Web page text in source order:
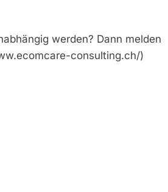
werden? Dann melden
consulting.ch/)